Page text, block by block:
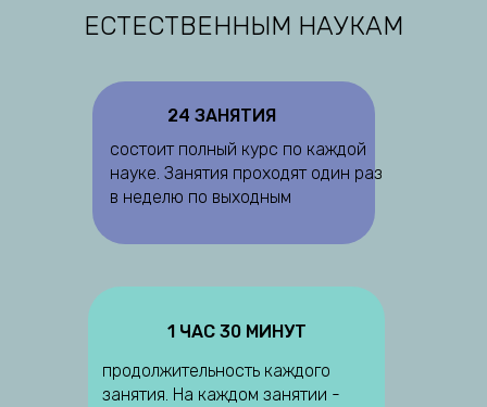
ЕСТЕСТВЕННЫМ НАУКАМ
продолжительность каждого
занятия. На каждом занятии -
1 ЧАС 30 МИНУТ
состоит полный курс по каждой
науке. Занятия проходят один раз
в неделю по выходным
24 ЗАНЯТИЯ